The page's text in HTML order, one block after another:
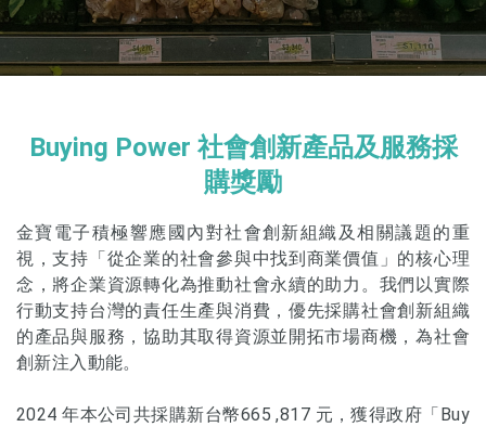
Buying Power 社會創新產品及服務採
購獎勵
金寶電子積極響應國內對社會創新組織及相關議題的重
視，支持「從企業的社會參與中找到商業價值」的核心理
念，將企業資源轉化為推動社會永續的助力。我們以實際
行動支持台灣的責任生產與消費，優先採購社會創新組織
的產品與服務，協助其取得資源並開拓市場商機，為社會
創新注入動能。
2024 年本公司共採購新台幣665 ,817 元，獲得政府「Buy